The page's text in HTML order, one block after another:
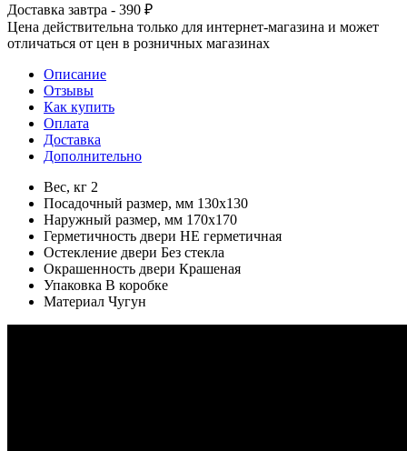
Доставка завтра - 390 ₽
Цена действительна только для интернет-магазина и может
отличаться от цен в розничных магазинах
Описание
Отзывы
Как купить
Оплата
Доставка
Дополнительно
Вес, кг 2
Посадочный размер, мм 130x130
Наружный размер, мм 170x170
Герметичность двери НЕ герметичная
Остекление двери Без стекла
Окрашенность двери Крашеная
Упаковка В коробке
Материал Чугун